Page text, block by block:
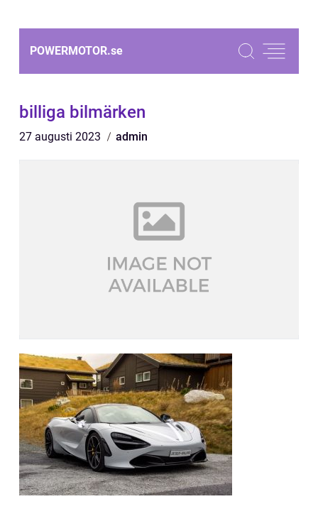
POWERMOTOR.se
billiga bilmärken
27 augusti 2023 admin